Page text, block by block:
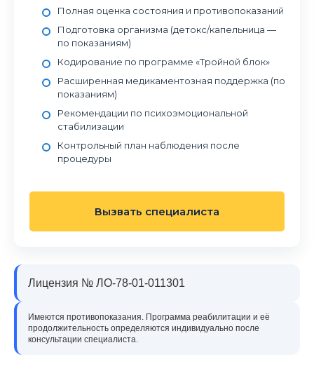
Полная оценка состояния и противопоказаний
Подготовка организма (детокс/капельница —
по показаниям)
Кодирование по программе «Тройной блок»
Расширенная медикаментозная поддержка (по
показаниям)
Рекомендации по психоэмоциональной
стабилизации
Контрольный план наблюдения после
процедуры
Вызвать специалиста
Лицензия № ЛО-78-01-011301
Имеются противопоказания. Программа реабилитации и её
продолжительность определяются индивидуально после
консультации специалиста.